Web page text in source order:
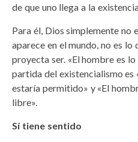
de que uno llega a la
Para él, Dios simplemente no
aparece en el mundo, no es lo
proyecta ser. «El hombre es
partida del existencialismo es
estaría permitido» y «El
libre».
Sí tiene sentido